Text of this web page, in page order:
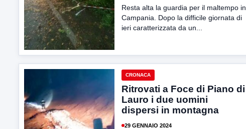
Resta alta la guardia per il maltempo in
Campania. Dopo la difficile giornata di
ieri caratterizzata da un...
CRONACA
Ritrovati a Foce di Piano di
Lauro i due uomini
dispersi in montagna
29 GENNAIO 2024